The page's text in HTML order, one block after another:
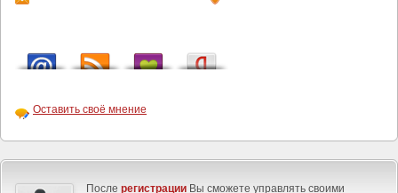
Оставить своё мнение
После регистрации Вы сможете управлять своими